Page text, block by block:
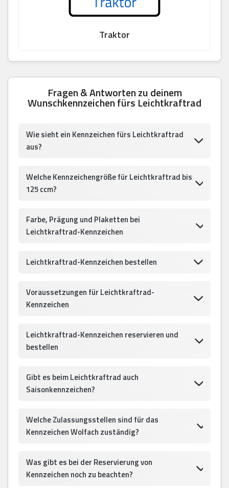
Traktor
Fragen & Antworten zu deinem
Wunschkennzeichen fürs Leichtkraftrad
Wie sieht ein Kennzeichen fürs Leichtkraftrad
aus?
Welche Kennzeichengröße für Leichtkraftrad bis
125 ccm?
Farbe, Prägung und Plaketten bei
Leichtkraftrad-Kennzeichen
Leichtkraftrad-Kennzeichen bestellen
Voraussetzungen für Leichtkraftrad-
Kennzeichen
Leichtkraftrad-Kennzeichen reservieren und
bestellen
Gibt es beim Leichtkraftrad auch
Saisonkennzeichen?
Welche Zulassungsstellen sind für das
Kennzeichen Wolfach zuständig?
Was gibt es bei der Reservierung von
Kennzeichen noch zu beachten?